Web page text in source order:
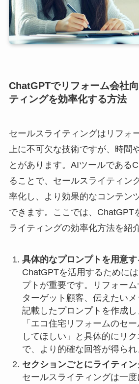
ChatGPTでリフォーム会社
ティングを効率化する方法
セールスライティングはリフォ
上に不可欠な技術ですが、時間
とがあります。AIツールである
ることで、セールスライティン
率化し、より効果的なコンテン
できます。ここでは、ChatGPT
ライティングの効率化方法を紹
具体的なプロンプトを用意す
ChatGPTを活用するために
プトが重要です。リフォー
ターゲット顧客、伝えたいメ
記載したプロンプトを作成し
「エコ住宅リフォームのセ
してほしい」と具体的にリ
で、より的確な回答が得られ
セクションごとにライティ
セールスライティングは一